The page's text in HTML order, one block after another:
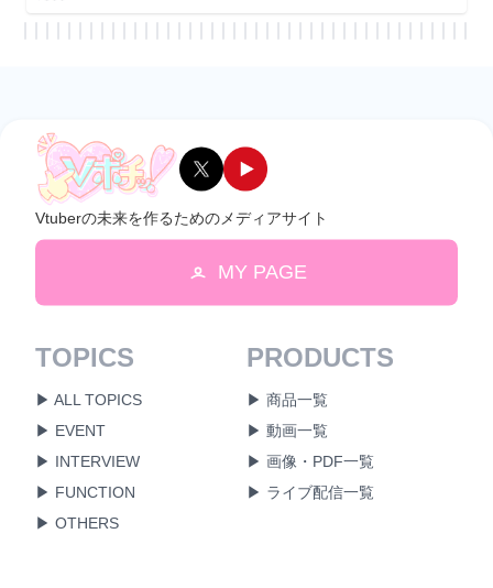
Vtuberの未来を作るためのメディアサイト
MY PAGE
TOPICS
▶ ALL TOPICS
▶ EVENT
▶ INTERVIEW
▶ FUNCTION
▶ OTHERS
PRODUCTS
▶ 商品一覧
▶ 動画一覧
▶ 画像・PDF一覧
▶ ライブ配信一覧